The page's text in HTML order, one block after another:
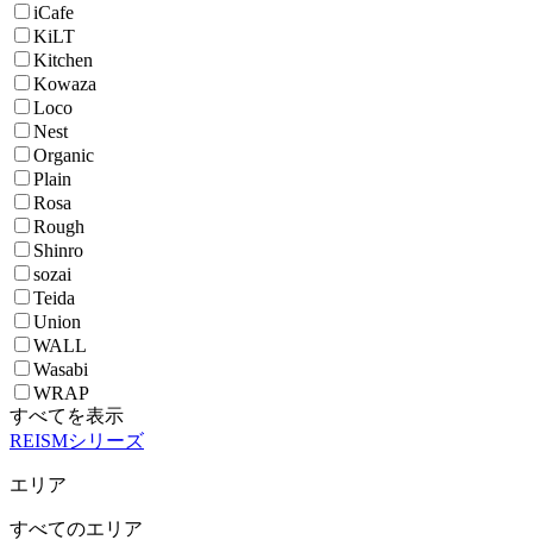
iCafe
KiLT
Kitchen
Kowaza
Loco
Nest
Organic
Plain
Rosa
Rough
Shinro
sozai
Teida
Union
WALL
Wasabi
WRAP
すべてを表示
REISMシリーズ
エリア
すべてのエリア